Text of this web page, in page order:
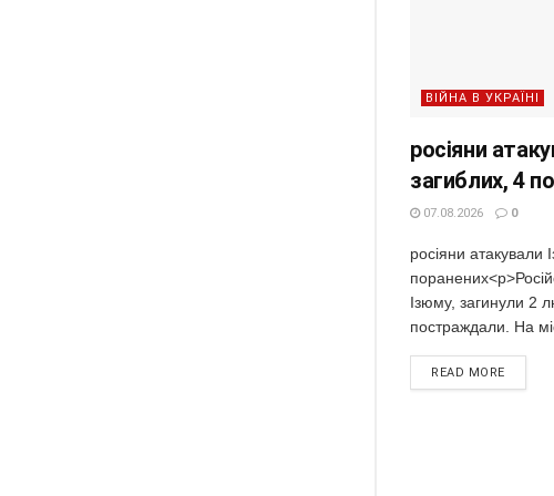
ВІЙНА В УКРАЇНІ
росіяни
загиблих, 4
07.08.2026 0
росіяни атакували
Ізюму, загинули
постраждали. На
READ MORE